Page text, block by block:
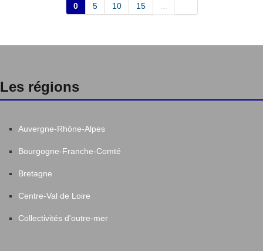
0 5 10 15
Les régions
Auvergne-Rhône-Alpes
Bourgogne-Franche-Comté
Bretagne
Centre-Val de Loire
Collectivités d'outre-mer